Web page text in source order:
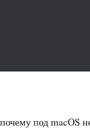
под macOS